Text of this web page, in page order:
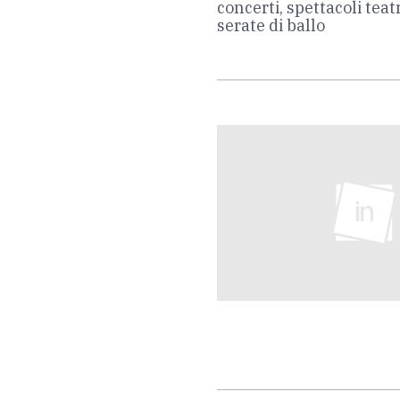
concerti, spettacoli
serate di ballo